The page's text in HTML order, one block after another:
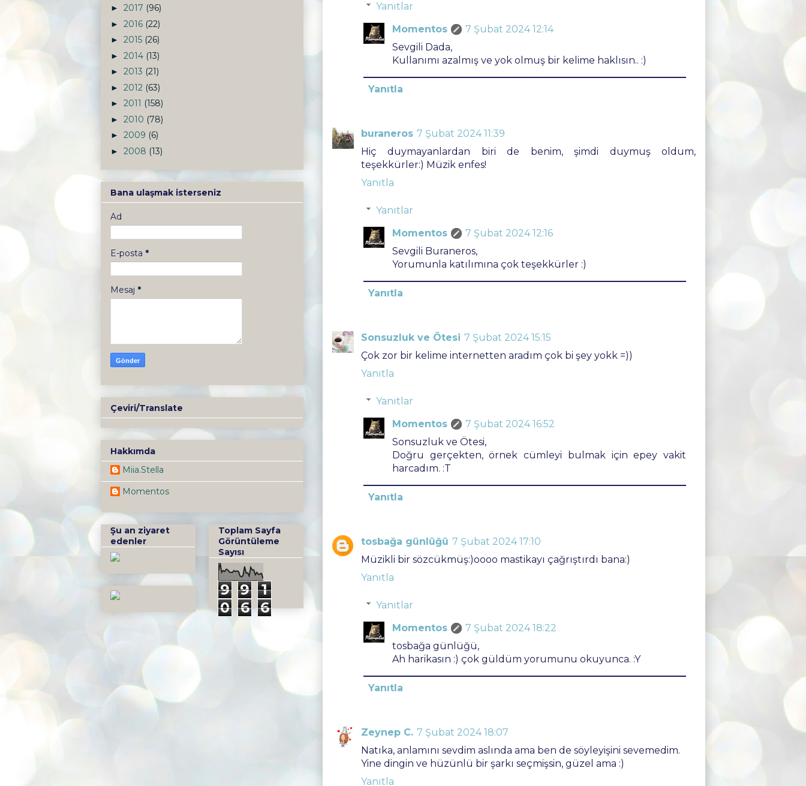
Yanıtlar
Momentos
7 Şubat 2024 12:14
Sevgili Dada,
Kullanımı azalmış ve yok olmuş bir kelime haklısın.. :)
Yanıtla
buraneros 7 Şubat 2024 11:39
Hiç duymayanlardan biri de benim, şimdi duymuş oldum,
teşekkürler:) Müzik enfes!
Yanıtla
Yanıtlar
Momentos
7 Şubat 2024 12:16
Sevgili Buraneros,
Yorumunla katılımına çok teşekkürler :)
Yanıtla
Sonsuzluk ve Ötesi 7 Şubat 2024 15:15
Çok zor bir kelime internetten aradım çok bi şey yokk =))
Yanıtla
Yanıtlar
Momentos
7 Şubat 2024 16:52
Sonsuzluk ve Ötesi,
Doğru gerçekten, örnek cümleyi bulmak için epey vakit
harcadım. :T
Yanıtla
tosbağa günlüğü 7 Şubat 2024 17:10
Müzikli bir sözcükmüş:)oooo mastikayı çağrıştırdı bana:)
Yanıtla
Yanıtlar
Momentos
7 Şubat 2024 18:22
tosbağa günlüğü,
Ah harikasın :) çok güldüm yorumunu okuyunca. :Y
Yanıtla
Zeynep C. 7 Şubat 2024 18:07
Natıka, anlamını sevdim aslında ama ben de söyleyişini sevemedim.
Yine dingin ve hüzünlü bir şarkı seçmişsin, güzel ama :)
Yanıtla
► 2017 (96)
► 2016 (22)
► 2015 (26)
► 2014 (13)
► 2013 (21)
► 2012 (63)
► 2011 (158)
► 2010 (78)
► 2009 (6)
► 2008 (13)
Bana ulaşmak isterseniz
Ad
E-posta *
Mesaj *
Çeviri/Translate
Hakkımda
Miia.Stella
Momentos
Şu an ziyaret
edenler
Toplam Sayfa
Görüntüleme
Sayısı
9 9
1
0
6 6